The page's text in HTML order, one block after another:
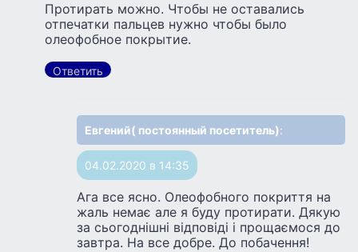
Протирать можно. Чтобы не оставались
отпечатки пальцев нужно чтобы было
олеофобное покрытие.
Ответить
Евгений( постоянный посетитель):
04.02.2020 в 14:35
Ага все ясно. Олеофобного покриття на
жаль немає але я буду протирати. Дякую
за сьогоднішні відповіді і прощаємося до
завтра. На все добре. До побачення!